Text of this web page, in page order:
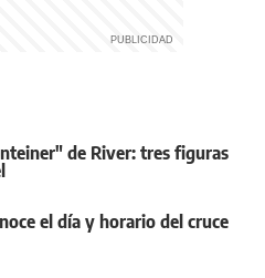
de River: tres figuras
el día y horario del cruce